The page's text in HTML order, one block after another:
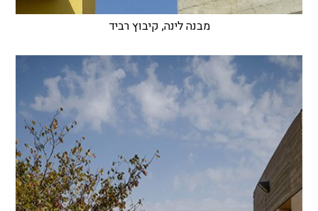
מבנה לינה, קיבוץ רביד